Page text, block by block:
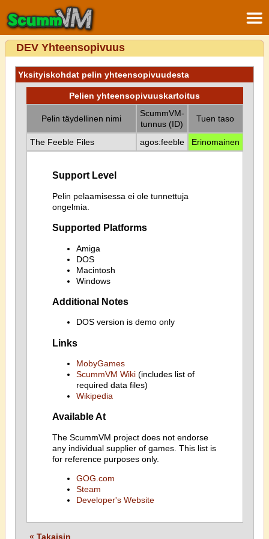
DEV Yhteensopivuus
Yksityiskohdat pelin yhteensopivuudesta
Pelien yhteensopivuuskartoitus
Pelin täydellinen nimi
ScummVM-
tunnus (ID)
Tuen taso
The Feeble Files agos:feeble Erinomainen
Support Level
Pelin pelaamisessa ei ole tunnettuja
ongelmia.
Supported Platforms
Amiga
DOS
Macintosh
Windows
Additional Notes
DOS version is demo only
Links
MobyGames
ScummVM Wiki(includes list of
required data files)
Wikipedia
Available At
The ScummVM project does not endorse
any individual supplier of games. This list is
for reference purposes only.
GOG.com
Steam
Developer's Website
« Takaisin